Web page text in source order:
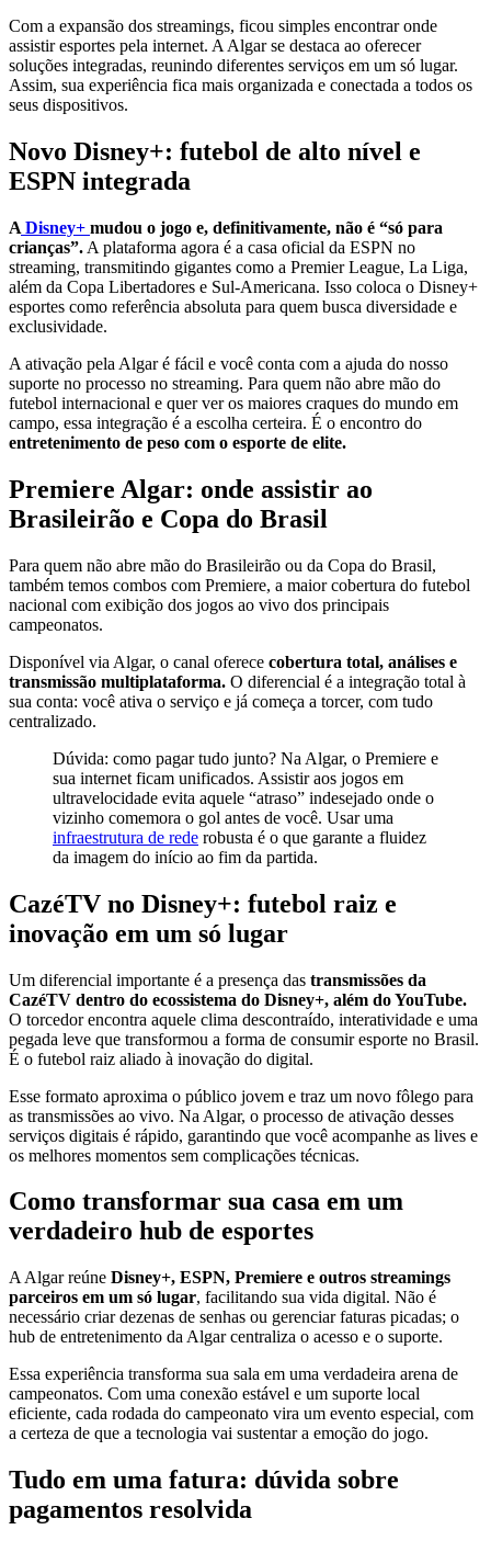
Com a expansão dos streamings, ficou simples encontrar onde
assistir esportes pela internet. A Algar se destaca ao oferecer
soluções integradas, reunindo diferentes serviços em um só lugar.
Assim, sua experiência fica mais organizada e conectada a todos os
seus dispositivos.
Novo Disney+: futebol de alto nível e
ESPN integrada
A Disney+ mudou o jogo e, definitivamente, não é “só para
crianças”. A plataforma agora é a casa oficial da ESPN no
streaming, transmitindo gigantes como a Premier League, La Liga,
além da Copa Libertadores e Sul-Americana. Isso coloca o Disney+
esportes como referência absoluta para quem busca diversidade e
exclusividade.
A ativação pela Algar é fácil e você conta com a ajuda do nosso
suporte no processo no streaming. Para quem não abre mão do
futebol internacional e quer ver os maiores craques do mundo em
campo, essa integração é a escolha certeira. É o encontro do
entretenimento de peso com o esporte de elite.
Premiere Algar: onde assistir ao
Brasileirão e Copa do Brasil
Para quem não abre mão do Brasileirão ou da Copa do Brasil,
também temos combos com Premiere, a maior cobertura do futebol
nacional com exibição dos jogos ao vivo dos principais
campeonatos.
Disponível via Algar, o canal oferece cobertura total, análises e
transmissão multiplataforma. O diferencial é a integração total à
sua conta: você ativa o serviço e já começa a torcer, com tudo
centralizado.
Dúvida: como pagar tudo junto? Na Algar, o Premiere e
sua internet ficam unificados. Assistir aos jogos em
ultravelocidade evita aquele “atraso” indesejado onde o
vizinho comemora o gol antes de você. Usar uma
infraestrutura de rede robusta é o que garante a fluidez
da imagem do início ao fim da partida.
CazéTV no Disney+: futebol raiz e
inovação em um só lugar
Um diferencial importante é a presença das transmissões da
CazéTV dentro do ecossistema do Disney+, além do YouTube.
O torcedor encontra aquele clima descontraído, interatividade e uma
pegada leve que transformou a forma de consumir esporte no Brasil.
É o futebol raiz aliado à inovação do digital.
Esse formato aproxima o público jovem e traz um novo fôlego para
as transmissões ao vivo. Na Algar, o processo de ativação desses
serviços digitais é rápido, garantindo que você acompanhe as lives e
os melhores momentos sem complicações técnicas.
Como transformar sua casa em um
verdadeiro hub de esportes
A Algar reúne Disney+, ESPN, Premiere e outros streamings
parceiros em um só lugar, facilitando sua vida digital. Não é
necessário criar dezenas de senhas ou gerenciar faturas picadas; o
hub de entretenimento da Algar centraliza o acesso e o suporte.
Essa experiência transforma sua sala em uma verdadeira arena de
campeonatos. Com uma conexão estável e um suporte local
eficiente, cada rodada do campeonato vira um evento especial, com
a certeza de que a tecnologia vai sustentar a emoção do jogo.
Tudo em uma fatura: dúvida sobre
pagamentos resolvida